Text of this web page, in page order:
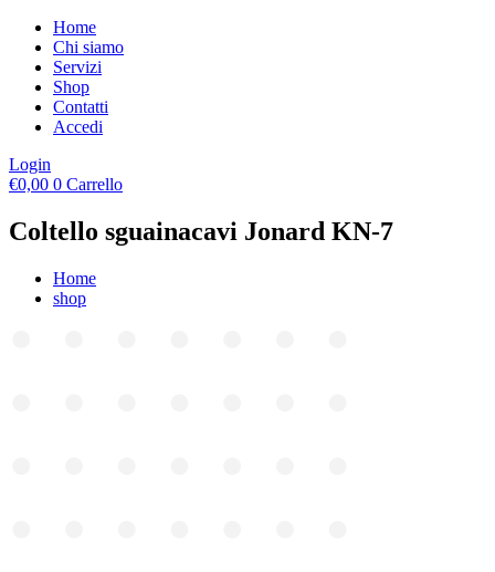
Home
Chi siamo
Servizi
Shop
Contatti
Accedi
Login
€0,00 0 Carrello
Coltello sguainacavi Jonard KN-7
Home
shop